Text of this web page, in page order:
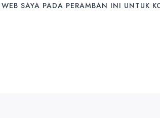
SAYA PADA PERAMBAN INI UNTUK